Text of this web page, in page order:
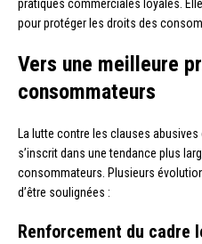
pratiques commerciales loyales.
pour protéger les droits des
Vers une meilleure
consommateurs
La lutte contre les clauses
s’inscrit dans une tendance plus
consommateurs. Plusieurs
d’être soulignées :
Renforcement du cadre